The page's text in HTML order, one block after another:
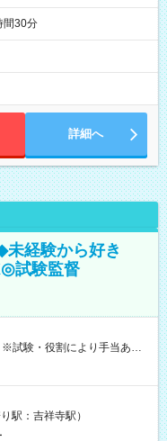
間30分
詳細へ
経験から好き
試験監督
前払い）オプションあ
週間ほどで給与の一部を受け
（休憩1時間） 時給1,300円
日の役割により時給＋100
（休憩なし） 時給1,300
駅：吉祥寺駅）